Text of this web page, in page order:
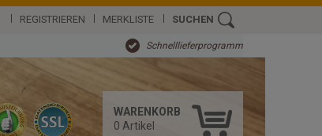
REGISTRIEREN MERKLISTE SUCHEN
Schnelllieferprogramm
WARENKORB
0 Artikel